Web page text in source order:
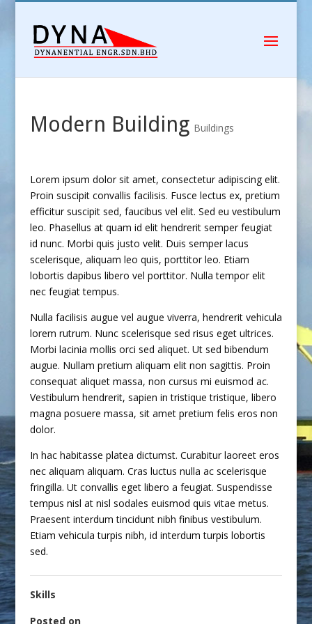
Modern Building Buildings
Lorem ipsum dolor sit amet, consectetur adipiscing elit.
Proin suscipit convallis facilisis. Fusce lectus ex, pretium
efficitur suscipit sed, faucibus vel elit. Sed eu vestibulum
leo. Phasellus at quam id elit hendrerit semper feugiat
id nunc. Morbi quis justo velit. Duis semper lacus
scelerisque, aliquam leo quis, porttitor leo. Etiam
lobortis dapibus libero vel porttitor. Nulla tempor elit
nec feugiat tempus.
Nulla facilisis augue vel augue viverra, hendrerit vehicula
lorem rutrum. Nunc scelerisque sed risus eget ultrices.
Morbi lacinia mollis orci sed aliquet. Ut sed bibendum
augue. Nullam pretium aliquam elit non sagittis. Proin
consequat aliquet massa, non cursus mi euismod ac.
Vestibulum hendrerit, sapien in tristique tristique, libero
magna posuere massa, sit amet pretium felis eros non
dolor.
In hac habitasse platea dictumst. Curabitur laoreet eros
nec aliquam aliquam. Cras luctus nulla ac scelerisque
fringilla. Ut convallis eget libero a feugiat. Suspendisse
tempus nisl at nisl sodales euismod quis vitae metus.
Praesent interdum tincidunt nibh finibus vestibulum.
Etiam vehicula turpis nibh, id interdum turpis lobortis
sed.
Skills
Posted on